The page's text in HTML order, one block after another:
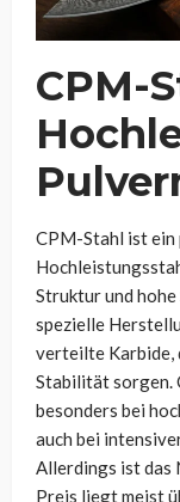
CPM-
CPM-Stahl ist
Struktur und
spezielle
verteilte Karbide,
Stabilität sorgen.
besonders bei
auch bei
Allerdings ist das
Preis liegt meist